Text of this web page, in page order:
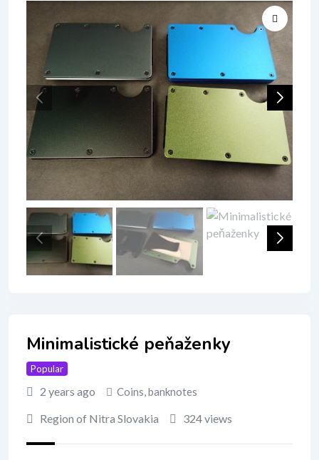
Minimalistické peňaženky
Popular
2 years ago Coins, banknotes
Region of Nitra Slovakia 324 views